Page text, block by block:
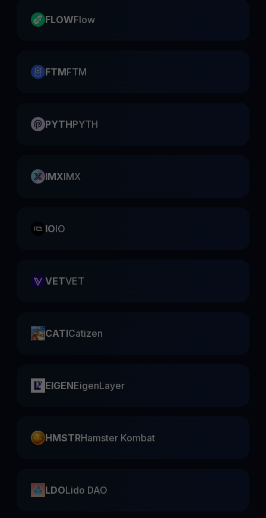
FLOWFlow
FTMFTM
PYTHPYTH
IMXIMX
IOIO
VETVET
CATICatizen
EIGENEigenLayer
HMSTRHamster Kombat
LDOLido DAO